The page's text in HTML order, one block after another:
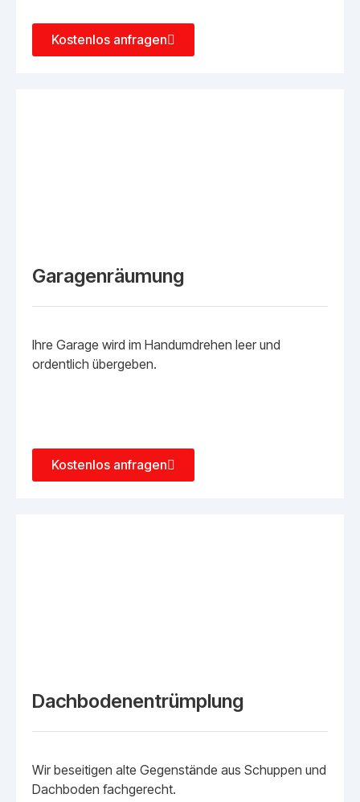
Kostenlos anfragen
Garagenräumung
Ihre Garage wird im Handumdrehen leer und
ordentlich übergeben.
Kostenlos anfragen
Dachbodenentrümplung
Wir beseitigen alte Gegenstände aus Schuppen und
Dachboden fachgerecht.